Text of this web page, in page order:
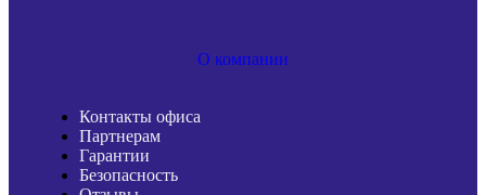
О компании
Контакты офиса
Партнерам
Гарантии
Безопасность